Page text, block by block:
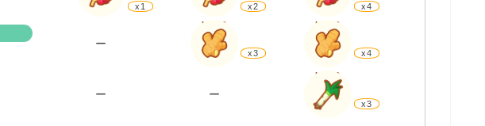
x1 x2 x4
ー
Lv.30
x3
Lv.60
x4
ー ー
Lv.60
x3